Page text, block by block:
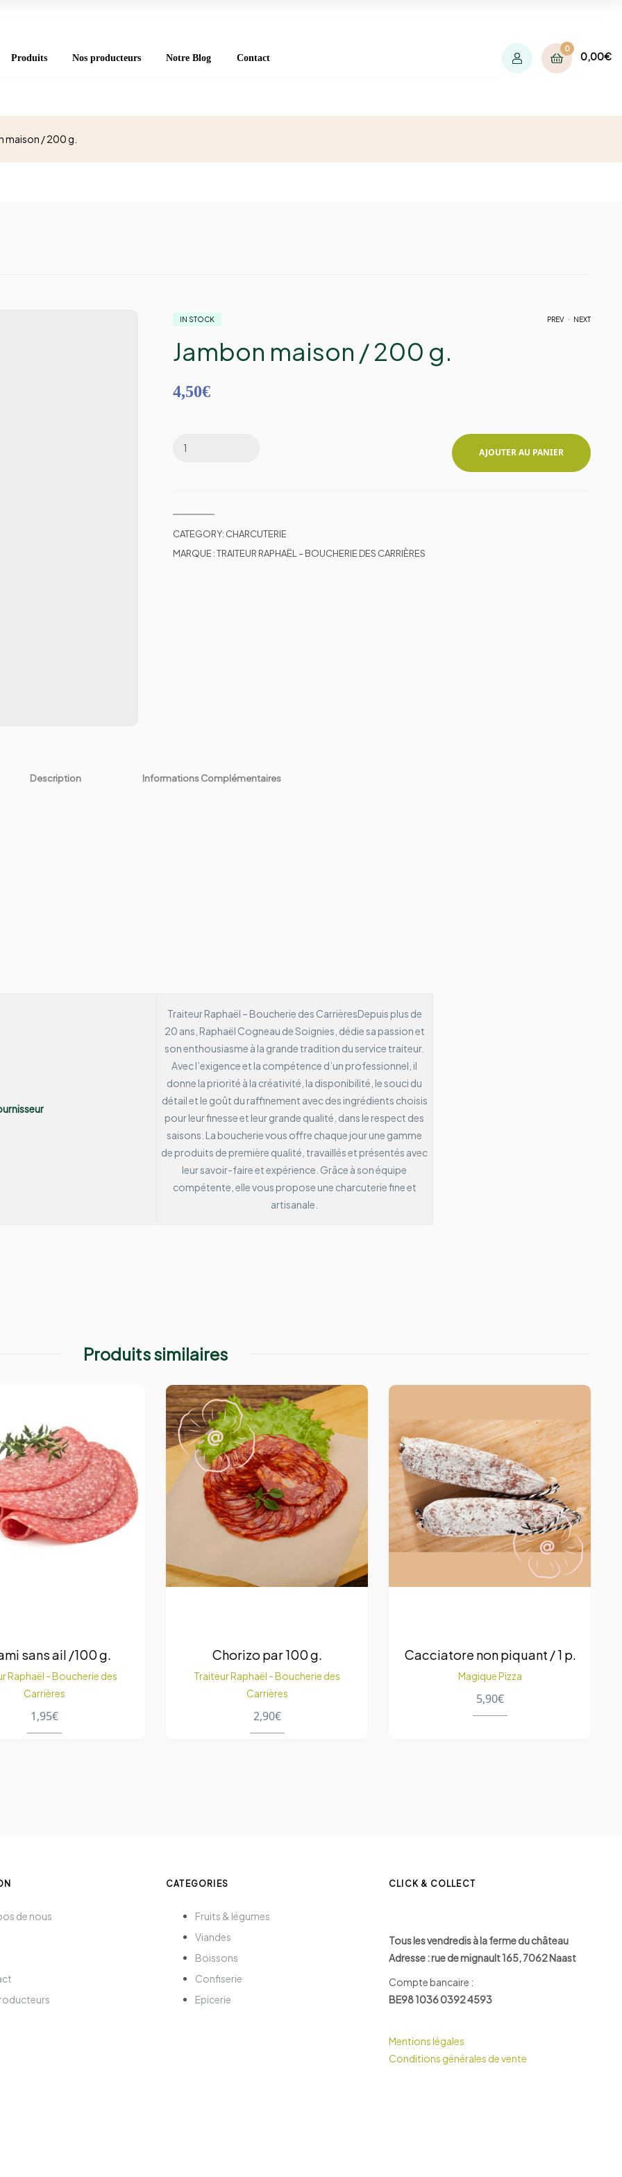
Produits Nos producteurs Notre Blog Contact
0
0,00€
maison / 200 g.
PREV NEXT
IN STOCK
Jambon maison / 200 g.
4,50€
AJOUTER AU PANIER
CATEGORY: CHARCUTERIE
MARQUE :TRAITEUR RAPHAËL – BOUCHERIE DES CARRIÈRES
Description Informations Complémentaires
Traiteur Raphaël – Boucherie des CarrièresDepuis plus de
20 ans, Raphaël Cogneau de Soignies, dédie sa passion et
son enthousiasme à la grande tradition du service traiteur.
Avec l’exigence et la compétence d’un professionnel, il
donne la priorité à la créativité, la disponibilité, le souci du
détail et le goût du raffinement avec des ingrédients choisis
pour leur finesse et leur grande qualité, dans le respect des
saisons. La boucherie vous offre chaque jour une gamme
de produits de première qualité, travaillés et présentés avec
leur savoir-faire et expérience. Grâce à son équipe
compétente, elle vous propose une charcuterie fine et
artisanale.
Produits similaires
sans ail /100 g.
Raphaël - Boucherie des
Carrières
1,95€
Chorizo par 100 g.
Traiteur Raphaël - Boucherie des
Carrières
2,90€
Cacciatore non piquant / 1 p.
Magique Pizza
5,90€
de nous
CATEGORIES
Fruits & légumes
Viandes
Boissons
Confiserie
Epicerie
CLICK & COLLECT
Tous les vendredis à la ferme du château
Adresse : rue de mignault 165, 7062 Naast
Compte bancaire :
BE98 1036 0392 4593
Mentions légales
Conditions générales de vente